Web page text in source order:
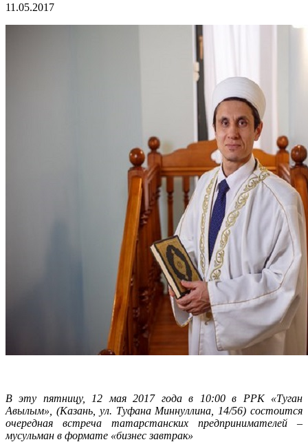
11.05.2017
В эту пятницу, 12 мая 2017 года в 10:00 в РРК «Туган
Авылым», (Казань, ул. Туфана Миннуллина, 14/56) состоится
очередная встреча татарстанских предпринимателей –
мусульман в формате «бизнес завтрак»